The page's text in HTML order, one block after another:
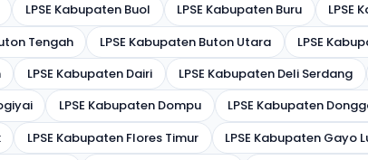
LPSE Kabupaten Buol LPSE Kabupaten Buru
LPSE
Tengah LPSE Kabupaten Buton Utara LPSE
LPSE Kabupaten Dairi LPSE Kabupaten Deli Serdang
LPSE Kabupaten Dompu LPSE Kabupaten
LPSE Kabupaten Flores Timur LPSE Kabupaten Gayo